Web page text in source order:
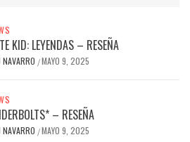
KID: LEYENDAS – RESEÑA
NAVARRO /MAYO 9, 2025
– RESEÑA
NAVARRO /MAYO 9, 2025